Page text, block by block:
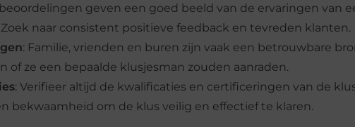
geven een goed beeld van de ervaringen van
naar consistent positieve feedback en tevreden klanten.
: Familie, vrienden en buren zijn vaak een betrouwbare
of ze een bepaalde klusjesman zouden aanraden.
: Verifieer altijd de kwalificaties en certificeringen van de
bekwaamheid om de klus veilig en effectief te klaren.